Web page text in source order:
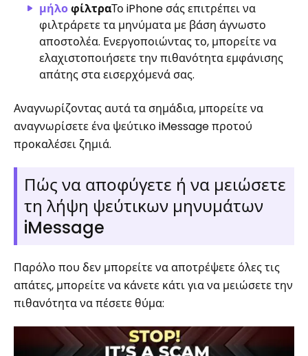
μήλοφίλτραΤο iPhone σάς επιτρέπει να
φιλτράρετε τα μηνύματα με βάση άγνωστο
αποστολέα. Ενεργοποιώντας το, μπορείτε να
ελαχιστοποιήσετε την πιθανότητα εμφάνισης
απάτης στα εισερχόμενά σας.
Αναγνωρίζοντας αυτά τα σημάδια, μπορείτε να
αναγνωρίσετε ένα ψεύτικο iMessage προτού
προκαλέσει ζημιά.
Πώς να αποφύγετε ή να μειώσετε
τη λήψη ψεύτικων μηνυμάτων
iMessage
Παρόλο που δεν μπορείτε να αποτρέψετε όλες τις
απάτες, μπορείτε να κάνετε κάτι για να μειώσετε την
πιθανότητα να πέσετε θύμα: